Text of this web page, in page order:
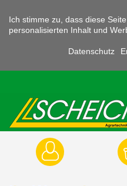
Ich stimme zu, dass diese
personalisierten Inhalt und
Datenschutz